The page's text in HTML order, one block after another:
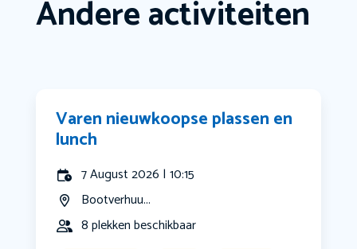
Andere activiteiten
Varen nieuwkoopse plassen en
lunch
7 August 2026 | 10:15
Bootverhuu...
8 plekken beschikbaar